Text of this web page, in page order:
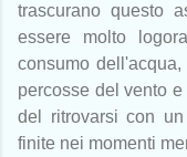
trascurano questo
essere molto
consumo
percosse del vento
del ritrovarsi con
finite nei momenti